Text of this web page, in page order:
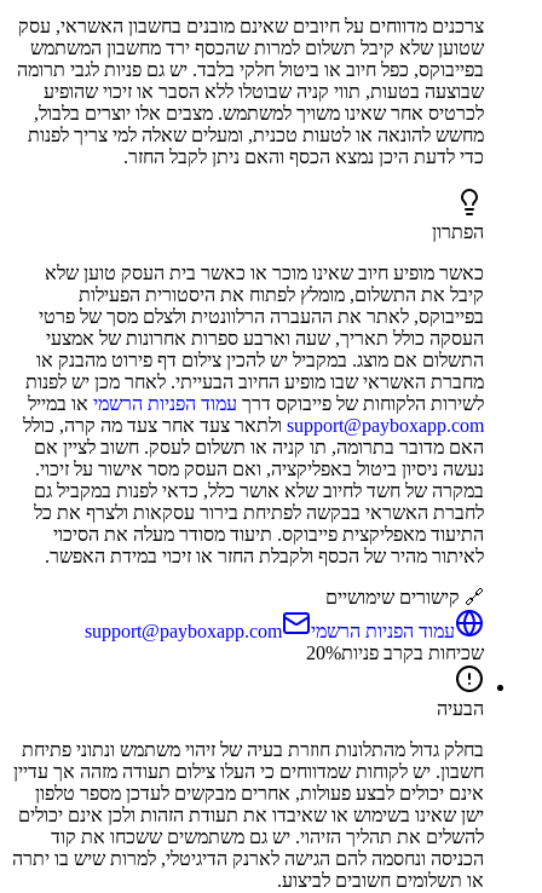
צרכנים מדווחים על חיובים שאינם מובנים בחשבון האשראי, עסק
שטוען שלא קיבל תשלום למרות שהכסף ירד מחשבון המשתמש
בפייבוקס, כפל חיוב או ביטול חלקי בלבד. יש גם פניות לגבי תרומה
שבוצעה בטעות, תווי קניה שבוטלו ללא הסבר או זיכוי שהופיע
לכרטיס אחר שאינו משויך למשתמש. מצבים אלו יוצרים בלבול,
מחשש להונאה או לטעות טכנית, ומעלים שאלה למי צריך לפנות
כדי לדעת היכן נמצא הכסף והאם ניתן לקבל החזר.
הפתרון
כאשר מופיע חיוב שאינו מוכר או כאשר בית העסק טוען שלא
קיבל את התשלום, מומלץ לפתוח את היסטורית הפעילות
בפייבוקס, לאתר את ההעברה הרלוונטית ולצלם מסך של פרטי
העסקה כולל תאריך, שעה וארבע ספרות אחרונות של אמצעי
התשלום אם מוצג. במקביל יש להכין צילום דף פירוט מהבנק או
מחברת האשראי שבו מופיע החיוב הבעייתי. לאחר מכן יש לפנות
לשירות הלקוחות של פייבוקס דרך עמוד הפניות הרשמי או במייל
support@payboxapp.com ולתאר צעד אחר צעד מה קרה, כולל
האם מדובר בתרומה, תו קניה או תשלום לעסק. חשוב לציין אם
נעשה ניסיון ביטול באפליקציה, ואם העסק מסר אישור על זיכוי.
במקרה של חשד לחיוב שלא אושר כלל, כדאי לפנות במקביל גם
לחברת האשראי בבקשה לפתיחת בירור עסקאות ולצרף את כל
התיעוד מאפליקצית פייבוקס. תיעוד מסודר מעלה את הסיכוי
לאיתור מהיר של הכסף ולקבלת החזר או זיכוי במידת האפשר.
🔗 קישורים שימושיים
עמוד הפניות הרשמי
support@payboxapp.com
שכיחות בקרב פניות
20%
הבעיה
בחלק גדול מהתלונות חוזרת בעיה של זיהוי משתמש ונתוני פתיחת
חשבון. יש לקוחות שמדווחים כי העלו צילום תעודה מזהה אך עדיין
אינם יכולים לבצע פעולות, אחרים מבקשים לעדכן מספר טלפון
ישן שאינו בשימוש או שאיבדו את תעודת הזהות ולכן אינם יכולים
להשלים את תהליך הזיהוי. יש גם משתמשים ששכחו את קוד
הכניסה ונחסמה להם הגישה לארנק הדיגיטלי, למרות שיש בו יתרה
או תשלומים חשובים לביצוע.